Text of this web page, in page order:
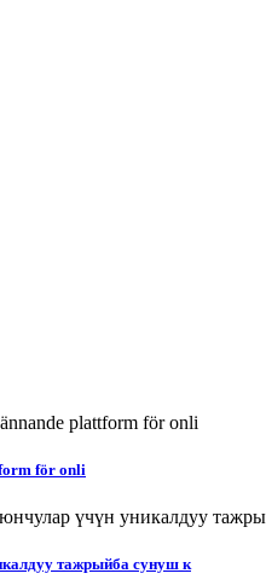
för onli
тажрыйба сунуш к